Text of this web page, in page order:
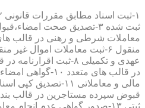
در قالب های متعدد